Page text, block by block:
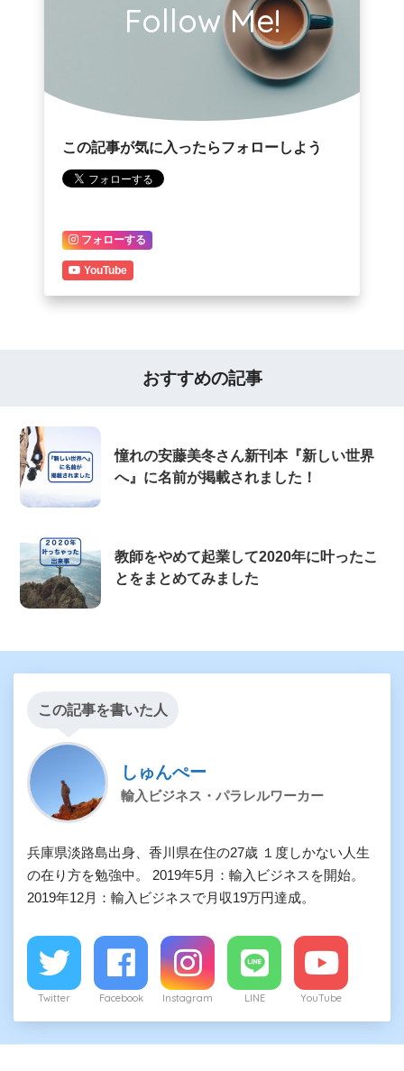
Follow Me!
この記事が気に入ったらフォローしよう
フォローする
YouTube
おすすめの記事
憧れの安藤美冬さん新刊本『新しい世界
へ』に名前が掲載されました！
教師をやめて起業して2020年に叶ったこ
とをまとめてみました
この記事を書いた人
しゅんぺー
輸入ビジネス・パラレルワーカー
兵庫県淡路島出身、香川県在住の27歳 １度しかない人生
の在り方を勉強中。 2019年5月：輸入ビジネスを開始。
2019年12月：輸入ビジネスで月収19万円達成。
Twitter Facebook Instagram LINE YouTube